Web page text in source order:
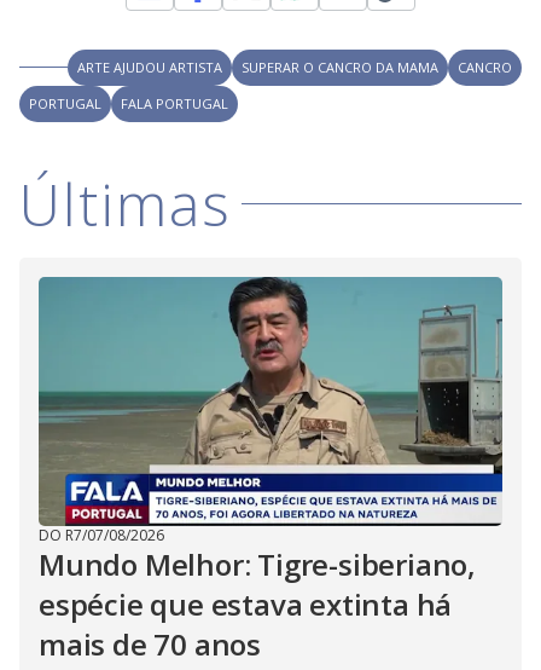
ARTE AJUDOU ARTISTA SUPERAR O CANCRO DA MAMA
CANCRO
PORTUGAL
FALA PORTUGAL
Últimas
DO R7/07/08/2026
Mundo Melhor: Tigre-siberiano,
espécie que estava extinta há
mais de 70 anos